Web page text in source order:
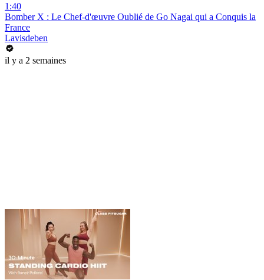
1:40
Bomber X : Le Chef-d'œuvre Oublié de Go Nagai qui a Conquis la
France
Lavisdeben
il y a 2 semaines